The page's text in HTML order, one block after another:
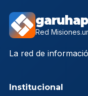
Red
La red de
Institucional